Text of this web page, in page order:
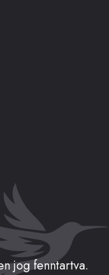
jog fenntartva.